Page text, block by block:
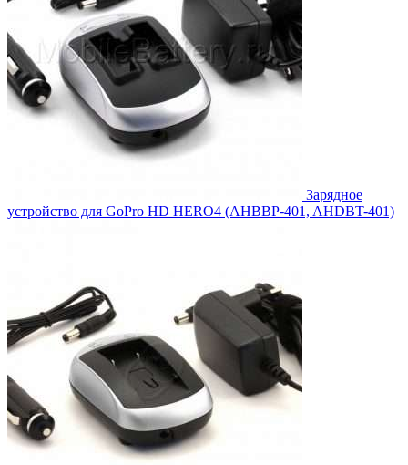
Зарядное
устройство для GoPro HD HERO4 (AHBBP-401, AHDBT-401)